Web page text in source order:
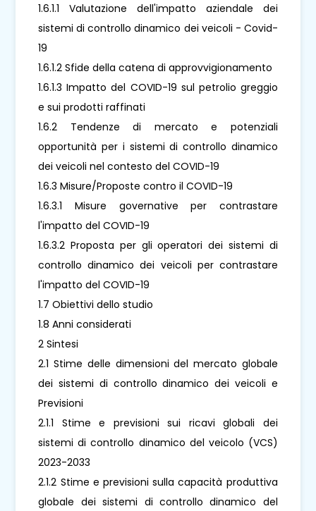
1.6.1.1 Valutazione dell'impatto aziendale dei
sistemi di controllo dinamico dei veicoli - Covid-
19
1.6.1.2 Sfide della catena di approvvigionamento
1.6.1.3 Impatto del COVID-19 sul petrolio greggio
e sui prodotti raffinati
1.6.2 Tendenze di mercato e potenziali
opportunità per i sistemi di controllo dinamico
dei veicoli nel contesto del COVID-19
1.6.3 Misure/Proposte contro il COVID-19
1.6.3.1 Misure governative per contrastare
l'impatto del COVID-19
1.6.3.2 Proposta per gli operatori dei sistemi di
controllo dinamico dei veicoli per contrastare
l'impatto del COVID-19
1.7 Obiettivi dello studio
1.8 Anni considerati
2 Sintesi
2.1 Stime delle dimensioni del mercato globale
dei sistemi di controllo dinamico dei veicoli e
Previsioni
2.1.1 Stime e previsioni sui ricavi globali dei
sistemi di controllo dinamico del veicolo (VCS)
2023-2033
2.1.2 Stime e previsioni sulla capacità produttiva
globale dei sistemi di controllo dinamico del